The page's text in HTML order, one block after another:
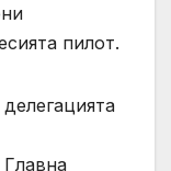
пилот.